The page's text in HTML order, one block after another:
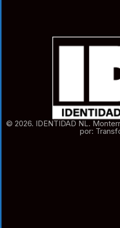
© 2026. IDENTIDAD NL.
por: